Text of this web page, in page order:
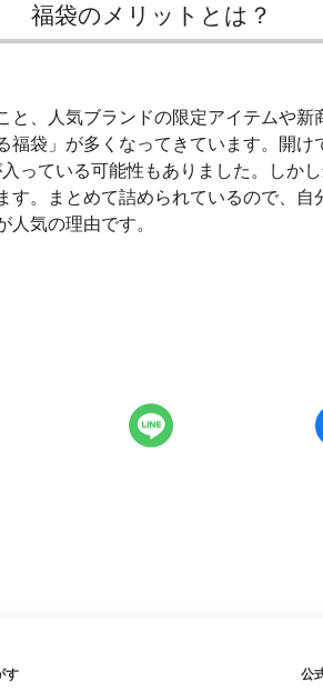
福袋のメリットとは？
と、人気ブランドの限定アイテムや
袋」が多くなってきています。開
っている可能性もありました。しか
す。まとめて詰められているので、
気の理由です。
す 公